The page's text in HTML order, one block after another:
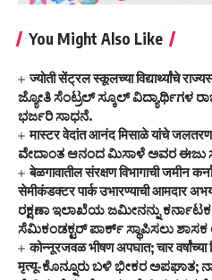
You Might Also Like
ज्योती सेंट्रल स्कूलच्या विद्यार्थ्यांचे
ಜ್ಯೋತಿ ಸೆಂಟ್ರಲ್ ಸ್ಕೂಲ್ ವಿದ್ಯಾರ್ಥಿಗಳ
ಭರ್ಜರಿ ಸಾಧನೆ.
मास्टर वेदांत आनंद मिसाळे यांचे
ವೇದಾಂತ ಆನಂದ ಮಿಸಾಳೆ ಅವರ ಈಜು
बेळगावातील संरक्षण विभागाची जमीन
सेमीकंडक्टर पार्क उभारण्याची आमदार
ರಕ್ಷಣಾ ಇಲಾಖೆಯ ಜಮೀನನ್ನು ಕರ್ನಾಟಕ
ಸೆಮಿಕಂಡಕ್ಟರ್ ಪಾರ್ಕ್ ಸ್ಥಾಪಿಸಲು
कोन्नूरजवळ भीषण अपघात; चार
मृत्यू-ಕೊನ್ನೂರು ಬಳಿ ಭೀಕರ ಅಪಘಾತ;